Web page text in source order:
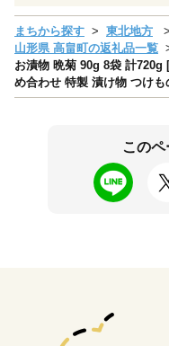
まちから探す 東北地方
山形県 高畠町の返礼品一覧
お漬物 晩菊 90g 8袋 計720g
め合わせ 特製 漬け物 つけ
この